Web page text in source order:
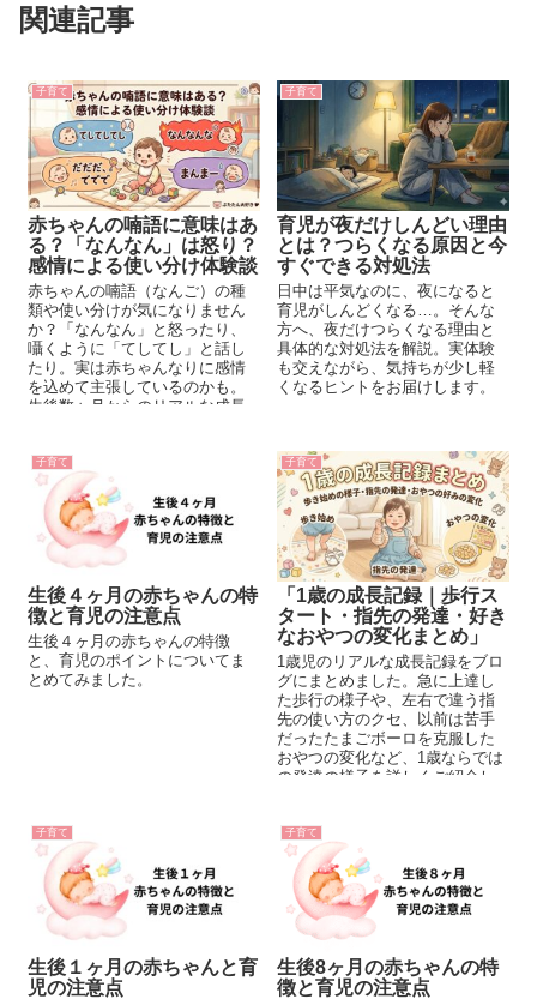
関連記事
子育て
赤ちゃんの喃語に意味はあ
る？「なんなん」は怒り？
感情による使い分け体験談
赤ちゃんの喃語（なんご）の種
類や使い分けが気になりません
か？「なんなん」と怒ったり、
囁くように「てしてし」と話し
たり。実は赤ちゃんなりに感情
を込めて主張しているのかも。
生後数ヶ月からのリアルな成長
子育て
育児が夜だけしんどい理由
とは？つらくなる原因と今
すぐできる対処法
日中は平気なのに、夜になると
育児がしんどくなる…。そんな
方へ、夜だけつらくなる理由と
具体的な対処法を解説。実体験
も交えながら、気持ちが少し軽
くなるヒントをお届けします。
子育て
生後４ヶ月の赤ちゃんの特
徴と育児の注意点
生後４ヶ月の赤ちゃんの特徴
と、育児のポイントについてま
とめてみました。
子育て
「1歳の成長記録｜歩行ス
タート・指先の発達・好き
なおやつの変化まとめ」
1歳児のリアルな成長記録をブロ
グにまとめました。急に上達し
た歩行の様子や、左右で違う指
先の使い方のクセ、以前は苦手
だったたまごボーロを克服した
おやつの変化など、1歳ならでは
の発達の様子を詳しくご紹介し
子育て
生後１ヶ月の赤ちゃんと育
児の注意点
子育て
生後8ヶ月の赤ちゃんの特
徴と育児の注意点